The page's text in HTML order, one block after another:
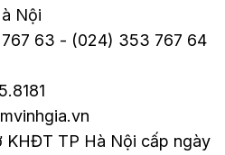
Nội
63 - (024) 353 767 64
KHĐT TP Hà Nội cấp ngày